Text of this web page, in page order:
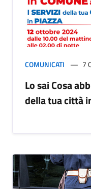
COMUNICATI 7
Lo sai Cosa
della tua città